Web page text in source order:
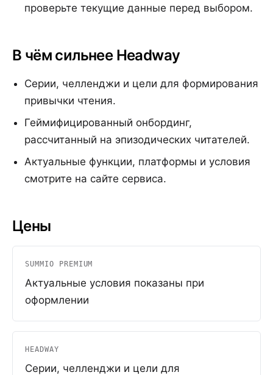
проверьте текущие данные перед выбором.
В чём сильнее Headway
Серии, челленджи и цели для формирования
привычки чтения.
Геймифицированный онбординг,
рассчитанный на эпизодических читателей.
Актуальные функции, платформы и условия
смотрите на сайте сервиса.
Цены
SUMMIO PREMIUM
Актуальные условия показаны при
оформлении
HEADWAY
Серии, челленджи и цели для